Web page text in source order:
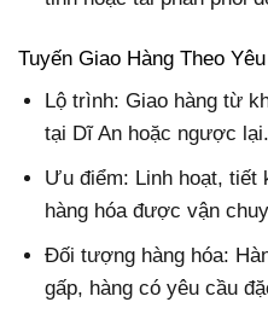
Tuyến Giao Hàng Theo
Lộ trình: Giao hàng từ
tại Dĩ An hoặc ngược lại.
Ưu điểm: Linh hoạt, tiết
hàng hóa được vận
Đối tượng hàng hóa:
gấp, hàng có yêu cầu